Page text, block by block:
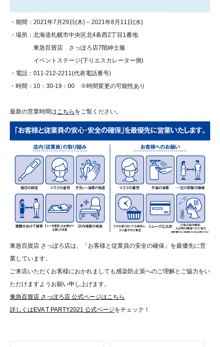
・期間：2021年7月29日(木) – 2021年8月11日(水)
・場所：北海道札幌市中央区北4条西2丁目1番地
東急百貨店 さっぽろ店7階紳士服
イベントステージ(下りエスカレーター側)
・電話：011-212-2211(代表電話番号)
・時間：10：30-19：00 ※時間変更の可能性あり
最新の営業時間は こちら をご覧ください。
東急百貨店 さっぽろ店は、「お客様と従業員の安全の確保」を最優先に営
業しています。
ご来店いただくお客様におかれましても感染防止策へのご理解とご協力をい
ただけますようお願い申し上げます。
東急百貨店 さっぽろ店 公式ページはこちら
詳しくはEVA T PARTY2021 公式ページをチェック！